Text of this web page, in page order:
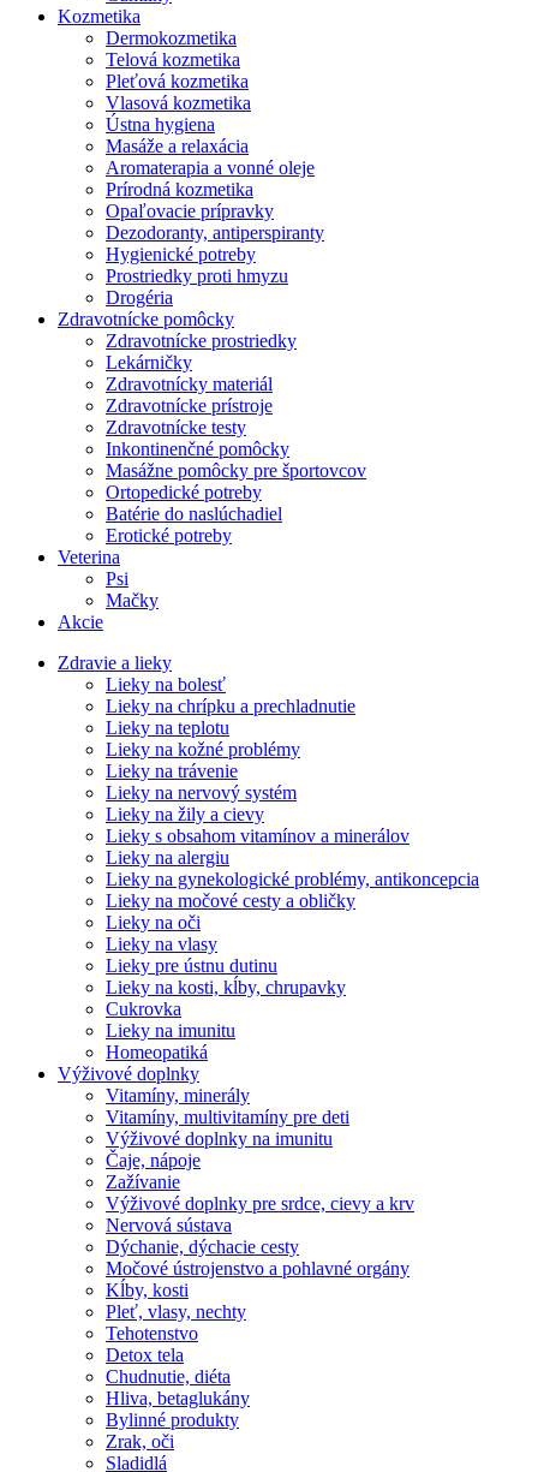
Kozmetika
Dermokozmetika
Telová kozmetika
Pleťová kozmetika
Vlasová kozmetika
Ústna hygiena
Masáže a relaxácia
Aromaterapia a vonné oleje
Prírodná kozmetika
Opaľovacie prípravky
Dezodoranty, antiperspiranty
Hygienické potreby
Prostriedky proti hmyzu
Drogéria
Zdravotnícke pomôcky
Zdravotnícke prostriedky
Lekárničky
Zdravotnícky materiál
Zdravotnícke prístroje
Zdravotnícke testy
Inkontinenčné pomôcky
Masážne pomôcky pre športovcov
Ortopedické potreby
Batérie do naslúchadiel
Erotické potreby
Veterina
Psi
Mačky
Akcie
Zdravie a lieky
Lieky na bolesť
Lieky na chrípku a prechladnutie
Lieky na teplotu
Lieky na kožné problémy
Lieky na trávenie
Lieky na nervový systém
Lieky na žily a cievy
Lieky s obsahom vitamínov a minerálov
Lieky na alergiu
Lieky na gynekologické problémy, antikoncepcia
Lieky na močové cesty a obličky
Lieky na oči
Lieky na vlasy
Lieky pre ústnu dutinu
Lieky na kosti, kĺby, chrupavky
Cukrovka
Lieky na imunitu
Homeopatiká
Výživové doplnky
Vitamíny, minerály
Vitamíny, multivitamíny pre deti
Výživové doplnky na imunitu
Čaje, nápoje
Zažívanie
Výživové doplnky pre srdce, cievy a krv
Nervová sústava
Dýchanie, dýchacie cesty
Močové ústrojenstvo a pohlavné orgány
Kĺby, kosti
Pleť, vlasy, nechty
Tehotenstvo
Detox tela
Chudnutie, diéta
Hliva, betaglukány
Bylinné produkty
Zrak, oči
Sladidlá